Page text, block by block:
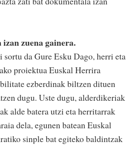
zuena gainera.
da Gure Esku Dago, herri eta
proiektua Euskal Herrira
ezberdinak biltzen dituen
dugu. Uste dugu, alderdikeriak
alde batera utzi eta herritarrak
dela, egunen batean Euskal
sinple bat egiteko baldintzak